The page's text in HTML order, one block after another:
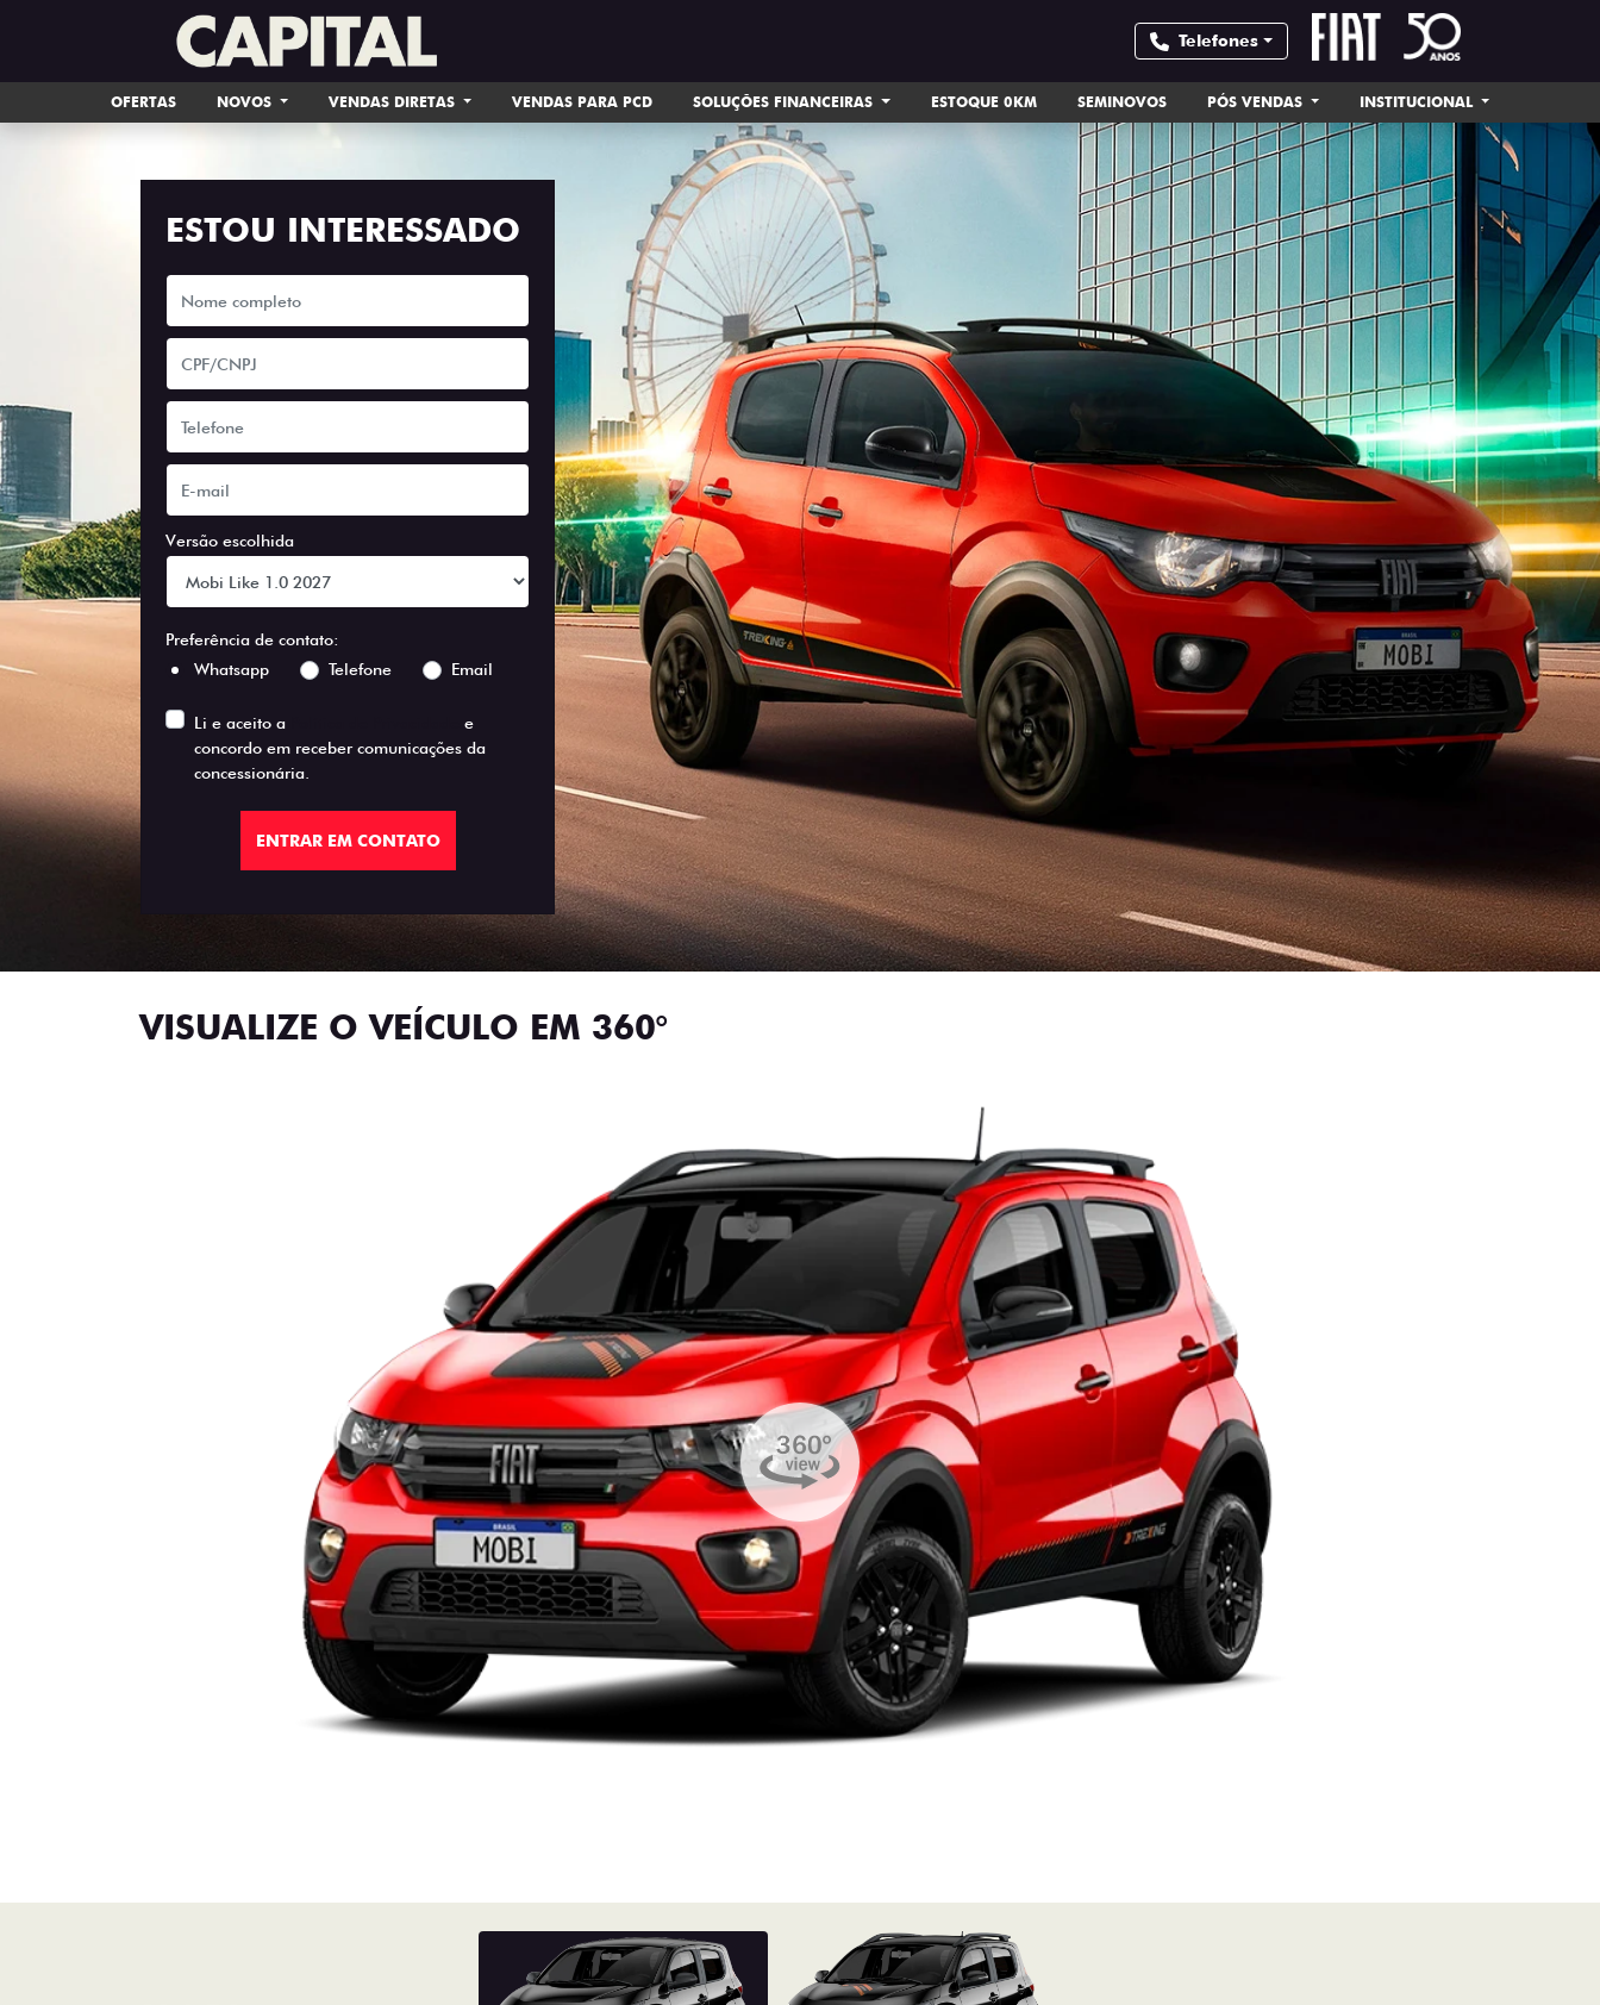
Telefones
OFERTAS NOVOS VENDAS DIRETAS VENDAS PARA PCD SOLUÇÕES FINANCEIRAS ESTOQUE 0KM SEMINOVOS PÓS VENDAS INSTITUCIONAL
ESTOU INTERESSADO
Versão escolhida
Preferência de contato:
Whatsapp
Telefone Email
Li e aceito a
e
concordo em receber comunicações da
concessionária.
ENTRAR EM CONTATO
VISUALIZE O VEÍCULO EM 360°